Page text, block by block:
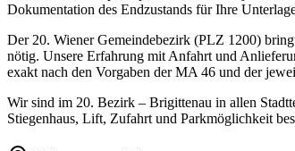
Dokumentation des Endzustands für Ihre
Der 20. Wiener Gemeindebezirk (PLZ 1200)
nötig. Unsere Erfahrung mit Anfahrt und
exakt nach den Vorgaben der MA 46 und der
Wir sind im 20. Bezirk – Brigittenau in allen
Stiegenhaus, Lift, Zufahrt und Parkmöglichkeit